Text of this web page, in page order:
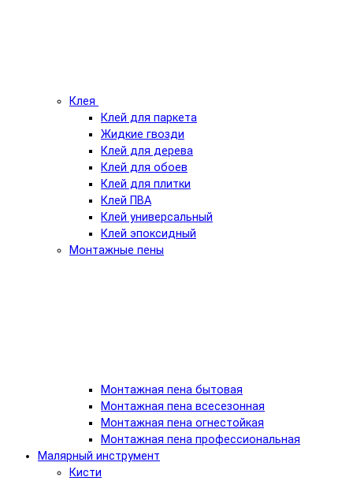
Клея
Клей для паркета
Жидкие гвозди
Клей для дерева
Клей для обоев
Клей для плитки
Клей ПВА
Клей универсальный
Клей эпоксидный
Монтажные пены
Монтажная пена бытовая
Монтажная пена всесезонная
Монтажная пена огнестойкая
Монтажная пена профессиональная
Малярный инструмент
Кисти